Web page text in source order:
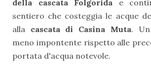
della cascata Folgorida e
sentiero che costeggia le acque
alla cascata di Casina Muta.
meno impontente rispetto alle
portata d'acqua notevole.